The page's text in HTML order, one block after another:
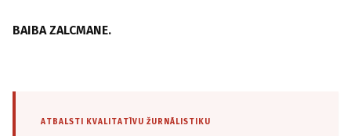
BAIBA ZALCMANE.
ATBALSTI KVALITATĪVU ŽURNĀLISTIKU